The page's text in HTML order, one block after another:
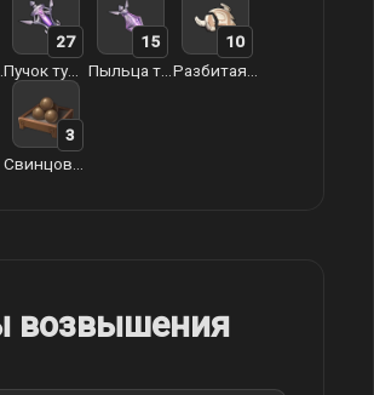
27
15
10
3
возвышения